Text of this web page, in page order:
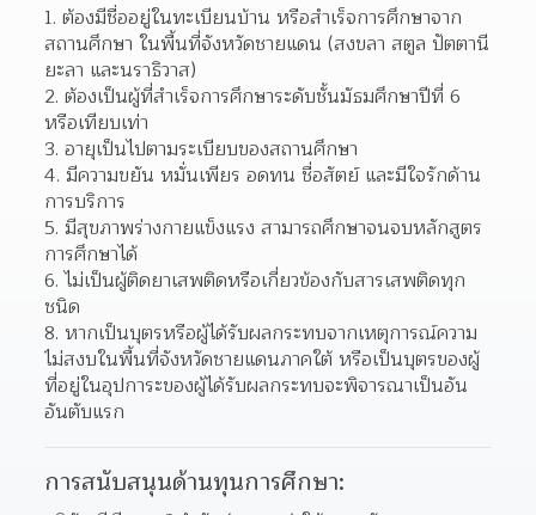
1. ต้องมีชื่ออยู่ในทะเบียนบ้าน หรือสำเร็จการศึกษาจาก
สถานศึกษา ในพื้นที่จังหวัดชายแดน (สงขลา สตูล ปัตตานี
ยะลา และนราธิวาส)
2. ต้องเป็นผู้ที่สำเร็จการศึกษาระดับชั้นมัธมศึกษาปีที่ 6
หรือเทียบเท่า
3. อายุเป็นไปตามระเบียบของสถานศึกษา
4. มีความขยัน หมั่นเพียร อดทน ชื่อสัตย์ และมีใจรักด้าน
การบริการ
5. มีสุขภาพร่างกายแข็งแรง สามารถศึกษาจนจบหลักสูตร
การศึกษาได้
6. ไม่เป็นผู้ติดยาเสพติดหรือเกี่ยวข้องกับสารเสพติดทุก
ชนิด
8. หากเป็นบุตรหรือผู้ได้รับผลกระทบจากเหตุการณ์ความ
ไม่สงบในพื้นที่จังหวัดชายแดนภาคใต้ หรือเป็นบุตรของผู้
ที่อยู่ในอุปการะของผู้ได้รับผลกระทบจะพิจารณาเป็นอัน
อันตับแรก
การสนับสนุนด้านทุนการศึกษา: